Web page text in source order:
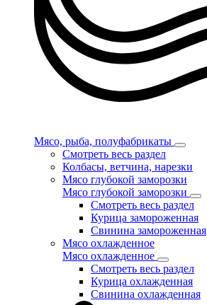
Мясо, рыба, полуфабрикаты
Смотреть весь раздел
Колбасы, ветчина, нарезки
Мясо глубокой заморозки
Мясо глубокой заморозки
Смотреть весь раздел
Курица замороженная
Свинина замороженная
Мясо охлажденное
Мясо охлажденное
Смотреть весь раздел
Курица охлажденная
Свинина охлажденная